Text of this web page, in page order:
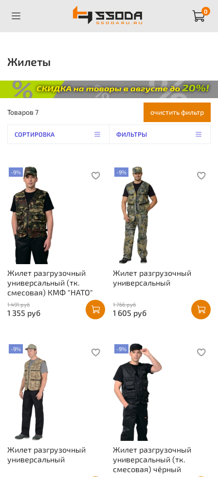
0
Жилеты
Товаров 7 очистить фильтр
СОРТИРОВКА ФИЛЬТРЫ
-9%
Жилет разгрузочный
универсальный (тк.
смесовая) КМФ "НАТО"
1 491 руб
1 355 руб
-9%
Жилет разгрузочный
универсальный
1 766 руб
1 605 руб
-9%
Жилет разгрузочный
универсальный
-9%
Жилет разгрузочный
универсальный (тк.
смесовая) чёрный